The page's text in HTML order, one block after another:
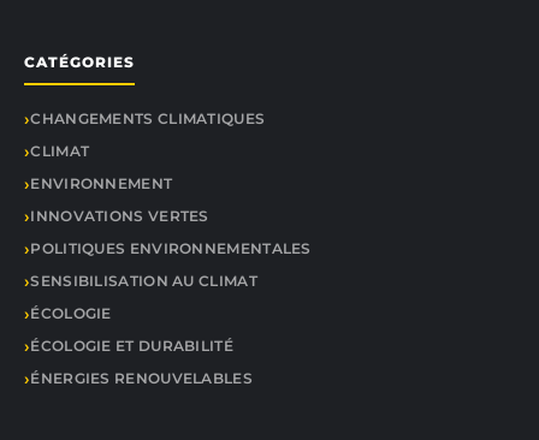
CATÉGORIES
CHANGEMENTS CLIMATIQUES
CLIMAT
ENVIRONNEMENT
INNOVATIONS VERTES
POLITIQUES ENVIRONNEMENTALES
SENSIBILISATION AU CLIMAT
ÉCOLOGIE
ÉCOLOGIE ET DURABILITÉ
ÉNERGIES RENOUVELABLES